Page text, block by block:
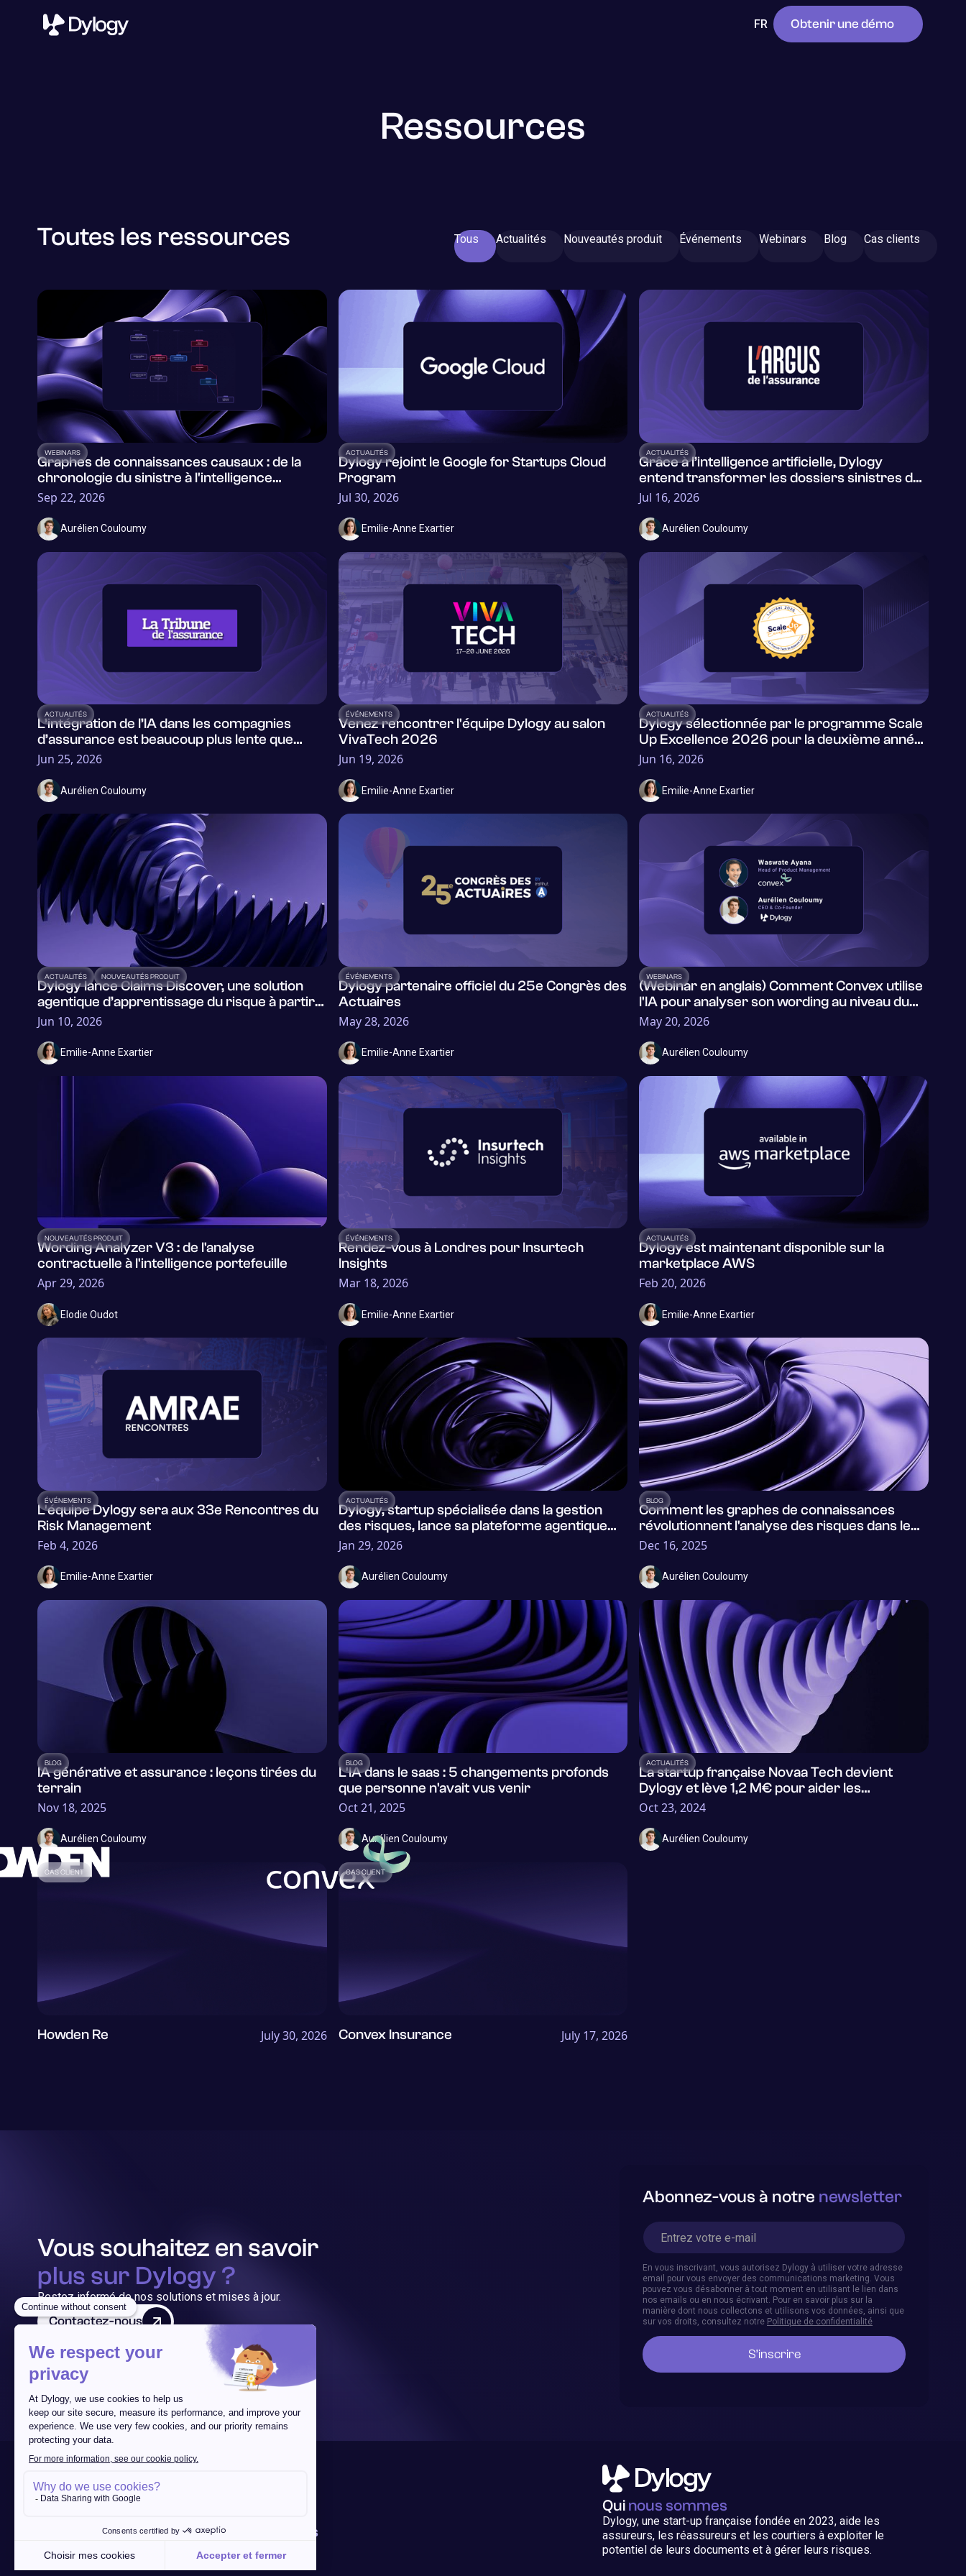
FR Obtenir une démo
Ressources
Toutes les ressources Tous Actualités Nouveautés produit Événements Webinars Blog Cas clients
WEBINARS
Graphes de connaissances causaux : de la
chronologie du sinistre à l'intelligence
actuarielle
Sep 22, 2026
Aurélien Couloumy
ACTUALITÉS
Dylogy rejoint le Google for Startups Cloud
Program
Jul 30, 2026
Emilie-Anne Exartier
ACTUALITÉS
Grâce à l’intelligence artificielle, Dylogy
entend transformer les dossiers sinistres des
assureurs en outil d’apprentissage du risque
Jul 16, 2026
Aurélien Couloumy
ACTUALITÉS
L’intégration de l’IA dans les compagnies
d’assurance est beaucoup plus lente que
l’évolution de la technologie
Jun 25, 2026
Aurélien Couloumy
ÉVÉNEMENTS
Venez rencontrer l'équipe Dylogy au salon
VivaTech 2026
Jun 19, 2026
Emilie-Anne Exartier
ACTUALITÉS
Dylogy sélectionnée par le programme Scale
Up Excellence 2026 pour la deuxième année
consécutive
Jun 16, 2026
Emilie-Anne Exartier
ACTUALITÉS NOUVEAUTÉS PRODUIT
Dylogy lance Claims Discover, une solution
agentique d’apprentissage du risque à partir
des dossiers sinistres des (ré)assureurs.
Jun 10, 2026
Emilie-Anne Exartier
ÉVÉNEMENTS
Dylogy partenaire officiel du 25e Congrès des
Actuaires
May 28, 2026
Emilie-Anne Exartier
WEBINARS
(Webinar en anglais) Comment Convex utilise
l'IA pour analyser son wording au niveau du
portefeuille
May 20, 2026
Aurélien Couloumy
NOUVEAUTÉS PRODUIT
Wording Analyzer V3 : de l'analyse
contractuelle à l'intelligence portefeuille
Apr 29, 2026
Elodie Oudot
ÉVÉNEMENTS
Rendez-vous à Londres pour Insurtech
Insights
Mar 18, 2026
Emilie-Anne Exartier
ACTUALITÉS
Dylogy est maintenant disponible sur la
marketplace AWS
Feb 20, 2026
Emilie-Anne Exartier
ÉVÉNEMENTS
L'équipe Dylogy sera aux 33e Rencontres du
Risk Management
Feb 4, 2026
Emilie-Anne Exartier
ACTUALITÉS
Dylogy, startup spécialisée dans la gestion
des risques, lance sa plateforme agentique
d’Enterprise Risk Management.
Jan 29, 2026
Aurélien Couloumy
BLOG
Comment les graphes de connaissances
révolutionnent l'analyse des risques dans le
secteur de l'assurance
Dec 16, 2025
Aurélien Couloumy
BLOG
IA générative et assurance : leçons tirées du
terrain
Nov 18, 2025
Aurélien Couloumy
BLOG
L'IA dans le saas : 5 changements profonds
que personne n'avait vus venir
Oct 21, 2025
Aurélien Couloumy
ACTUALITÉS
La startup française Novaa Tech devient
Dylogy et lève 1,2 M€ pour aider les
assureurs à mieux traiter leurs documents et
Oct 23, 2024
Aurélien Couloumy
Howden Re July 30, 2026
CAS CLIENT
Convex Insurance July 17, 2026
CAS CLIENT
Vous souhaitez en savoir
plus sur Dylogy ?
Restez informé de nos solutions et mises à jour.
Contactez-nous
Abonnez-vous à notre newsletter
En vous inscrivant, vous autorisez Dylogy à utiliser votre adresse
email pour vous envoyer des communications marketing. Vous
pouvez vous désabonner à tout moment en utilisant le lien dans
nos emails ou en nous écrivant. Pour en savoir plus sur la
manière dont nous collectons et utilisons vos données, ainsi que
sur vos droits, consultez notre Politique de confidentialité
Solution
Technologie
Suivez-nous
Quinous sommes
Dylogy, une start-up française fondée en 2023, aide les
assureurs, les réassureurs et les courtiers à exploiter le
potentiel de leurs documents et à gérer leurs risques.